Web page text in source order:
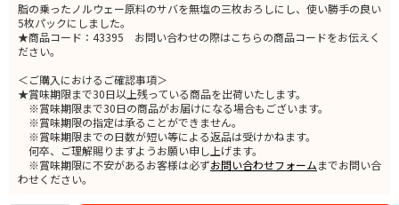
脂の乗ったノルウェー原料のサバを無塩の三枚おろしにし、使い勝手の良い
5枚パックにしました。
★商品コード：43395 お問い合わせの際はこちらの商品コードをお伝えく
ださい。
＜ご購入におけるご確認事項＞
★賞味期限まで30日以上残っている商品を出荷いたします。
※賞味期限まで30日の商品がお届けになる場合もございます。
※賞味期限の指定は承ることができません。
※賞味期限までの日数が短い等による返品は受けかねます。
何卒、ご理解賜りますようお願い申し上げます。
※賞味期限に不安があるお客様は必ずお問い合わせフォームまでお問い合
わせください。